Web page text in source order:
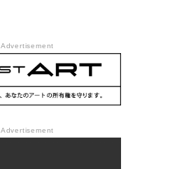
Advertisement
Advertisement